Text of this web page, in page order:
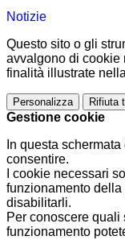
Notizie
Questo sito o gli
avvalgono di cookie
finalità illustrate nella
Personalizza Rifiuta
Gestione cookie
In questa
consentire.
I cookie necessari
funzionamento
disabilitarli.
Per conoscere quali
funzionamento